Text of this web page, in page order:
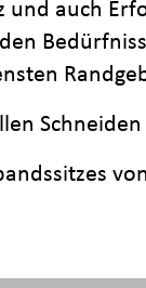
auch
Schneiden